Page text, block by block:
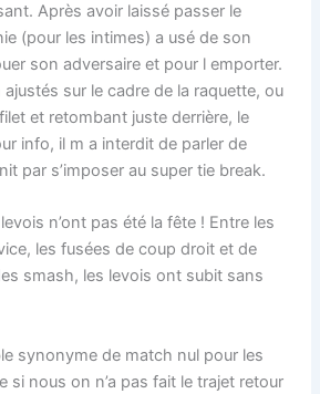
Après avoir laissé passer le
(pour les intimes) a usé de son
son adversaire et pour l emporter.
sur le cadre de la raquette, ou
et retombant juste derrière, le
info, il m a interdit de parler de
par s’imposer au super tie break.
n’ont pas été la fête ! Entre les
les fusées de coup droit et de
smash, les levois ont subit sans
synonyme de match nul pour les
si nous on n’a pas fait le trajet retour